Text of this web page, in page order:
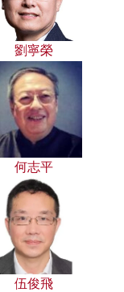
劉寧榮
何志平
伍俊飛